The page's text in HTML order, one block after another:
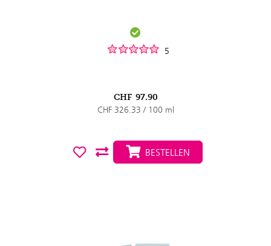
5
CHF 97.90
CHF 326.33 / 100 ml
BESTELLEN